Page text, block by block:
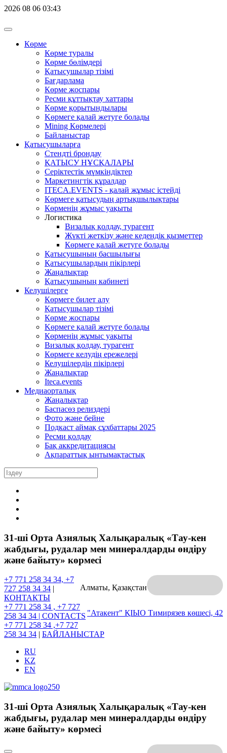
2026 08 06 03:43
Көрме
Көрме туралы
Көрме бөлімдері
Қатысушылар тізімі
Бағдарлама
Көрме жоспары
Ресми құттықтау хаттары
Көрме қорытындылары
Kөрмеге қалай жетуге болады
Mining Көрмелері
Байланыстар
Қатысушыларға
Стендті брондау
ҚАТЫСУ НҰСҚАЛАРЫ
Серіктестік мүмкіндіктер
Маркетингтік құралдар
ITECA.EVENTS - қалай жұмыс істейді
Көрмеге қатысудың артықшылықтары
Көрменің жұмыс уақыты
Логистика
Визалық қолдау, турагент
Жүкті жеткізу және кедендік қызметтер
Көрмеге қалай жетуге болады
Қатысушының басшылығы
Қатысушылардың пікірлері
Жаңалықтар
Қатысушының кабинеті
Келушілерге
Көрмеге билет алу
Қатысушылар тізімі
Көрме жоспары
Kөрмеге қалай жетуге болады
Көрменің жұмыс уақыты
Визалық қолдау, турагент
Көрмеге келудің ережелері
Келушілердің пікірлері
Жаңалықтар
Iteca.events
Медиаорталық
Жаңалықтар
Баспасөз релиздері
Фото және бейне
Подкаст аймақ сұхбаттары 2025
Ресми қолдау
Бақ аккредитациясы
Ақпараттық ынтымақтастық
31-шi Орта Азиялық Халықаралық «Тау-кен
жабдығы, рудалар мен минералдарды өндіру
және байыту» көрмесі
Алматы, Қазақстан
"Атакент" ҚІЫО Тимирязев көшесі, 42
+7 771 258 34 34, +7
727 258 34 34 |
КОНТАКТЫ
+7 771 258 34 , +7 727
258 34 34 | CONTACTS
+7 771 258 34 ,+7 727
258 34 34 | БАЙЛАНЫСТАР
RU
KZ
EN
31-шi Орта Азиялық Халықаралық «Тау-кен
жабдығы, рудалар мен минералдарды өндіру
және байыту» көрмесі